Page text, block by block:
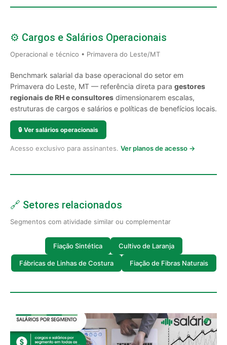
⚙️ Cargos e Salários Operacionais
Operacional e técnico • Primavera do Leste/MT
Benchmark salarial da base operacional do setor em
Primavera do Leste, MT — referência direta para gestores
regionais de RH e consultores dimensionarem escalas,
estruturas de cargos e salários e políticas de benefícios locais.
🔒 Ver salários operacionais
Acesso exclusivo para assinantes. Ver planos de acesso →
🔗 Setores relacionados
Segmentos com atividade similar ou complementar
Fiação Sintética Cultivo de Laranja
Fábricas de Linhas de Costura Fiação de Fibras Naturais